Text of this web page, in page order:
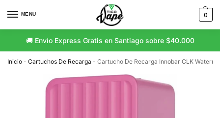
MENU 0
🚚 Envío Express Gratis en Santiago sobre $40.000
Inicio - Cartuchos De Recarga - Cartucho De Recarga Innobar CLK